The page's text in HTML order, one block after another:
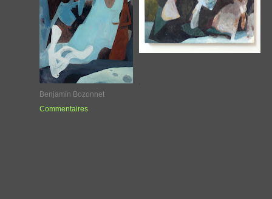
Benjamin Bozonnet
Commentaires